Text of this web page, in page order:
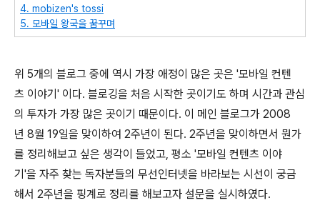
4. mobizen's tossi
5. 모바일 왕국을 꿈꾸며
위 5개의 블로그 중에 역시 가장 애정이 많은 곳은 '모바일 컨텐
츠 이야기' 이다. 블로깅을 처음 시작한 곳이기도 하며 시간과 관심
의 투자가 가장 많은 곳이기 때문이다. 이 메인 블로그가 2008
년 8월 19일을 맞이하여 2주년이 된다. 2주년을 맞이하면서 뭔가
를 정리해보고 싶은 생각이 들었고, 평소 '모바일 컨텐츠 이야
기'을 자주 찾는 독자분들의 무선인터넷을 바라보는 시선이 궁금
해서 2주년을 핑계로 정리를 해보고자 설문을 실시하였다.